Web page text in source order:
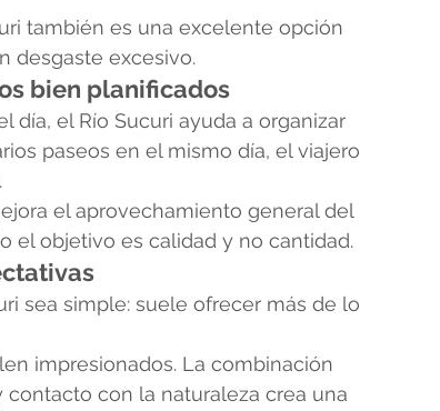
también es una excelente opción
desgaste excesivo.
bien planificados
el Río Sucuri ayuda a organizar
paseos en el mismo día, el viajero
el aprovechamiento general del
el objetivo es calidad y no cantidad.
sea simple: suele ofrecer más de lo
impresionados. La combinación
con la naturaleza crea una